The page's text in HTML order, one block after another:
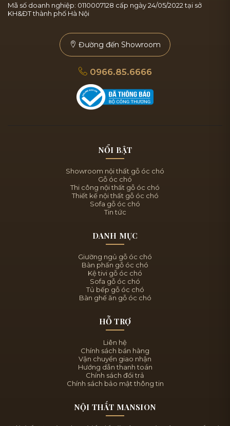
Mã số doanh nghiệp: 0110007128 cấp ngày 24/05/2022 tại sở
KH&ĐT thành phố Hà Nội
Đường đến Showroom
0966.85.6666
NỔI BẬT
Showroom nội thất gỗ óc chó
Gỗ óc chó
Thi công nội thất gỗ óc chó
Thiết kế nội thất gỗ óc chó
Sofa gỗ óc chó
Tin tức
DANH MỤC
Giường ngủ gỗ óc chó
Bàn phấn gỗ óc chó
Kệ tivi gỗ óc chó
Sofa gỗ óc chó
Tủ bếp gỗ óc chó
Bàn ghế ăn gỗ óc chó
HỖ TRỢ
Liên hệ
Chính sách bán hàng
Vận chuyển giao nhận
Hướng dẫn thanh toán
Chính sách đổi trả
Chính sách bảo mật thông tin
NỘI THẤT MANSION